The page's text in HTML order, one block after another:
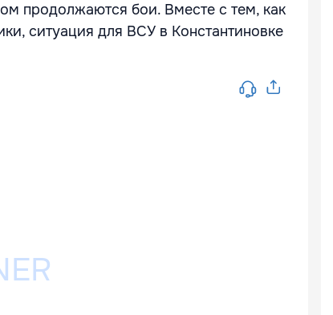
продолжаются бои. Вместе с тем, как
ситуация для ВСУ в Константиновке